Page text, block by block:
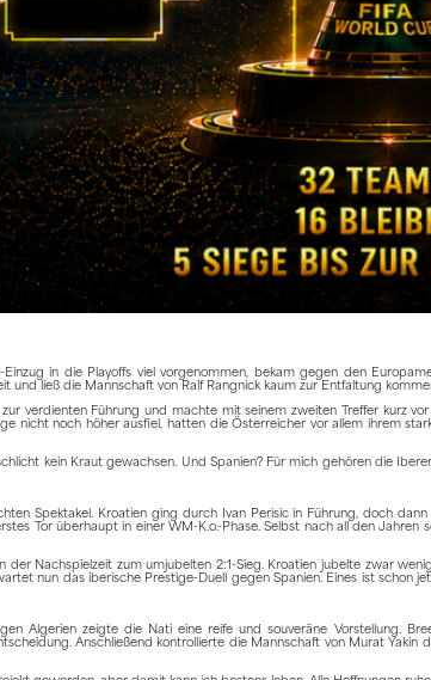
in die Playoffs viel vorgenommen, bekam gegen den
und ließ die Mannschaft von Ralf Rangnick kaum zur Entfaltung
verdienten Führung und machte mit seinem zweiten Treffer kurz
nicht noch höher ausfiel, hatten die Österreicher vor allem ihrem
kein Kraut gewachsen. Und Spanien? Für mich gehören die
Spektakel. Kroatien ging durch Ivan Perisic in Führung, doch
Tor überhaupt in einer WM-K.o.-Phase. Selbst nach all den Jahren
Nachspielzeit zum umjubelten 2:1-Sieg. Kroatien jubelte zwar
nun das iberische Prestige-Duell gegen Spanien. Eines ist schon
Algerien zeigte die Nati eine reife und souveräne Vorstellung.
Anschließend kontrollierte die Mannschaft von Murat Yakin